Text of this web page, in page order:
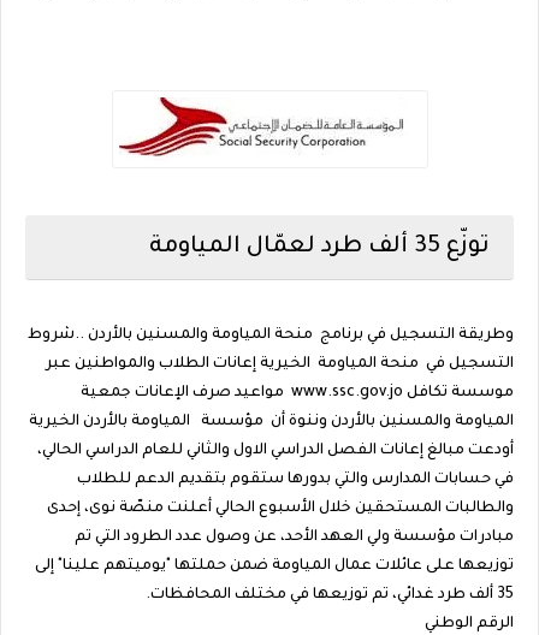
توزّع 35 ألف طرد لعمّال المياومة
وطريقة التسجيل في برنامج منحة المياومة والمسنين بالأردن ..شروط
التسجيل في منحة المياومة الخيرية إعانات الطلاب والمواطنين عبر
موسسة تكافل www.ssc.gov.jo مواعيد صرف الإعانات جمعية
المياومة والمسنين بالأردن وننوة أن مؤسسة المياومة بالأردن الخيرية
أودعت مبالغ إعانات الفصل الدراسي الاول والثاني للعام الدراسي الحالي،
في حسابات المدارس والتي بدورها ستقوم بتقديم الدعم للطلاب
والطالبات المستحقين خلال الأسبوع الحالي أعلنت منصّة نوى، إحدى
مبادرات مؤسسة ولي العهد الأحد، عن وصول عدد الطرود التي تم
توزيعها على عائلات عمال المياومة ضمن حملتها "يوميتهم علينا" إلى
35 ألف طرد غدائي، تم توزيعها في مختلف المحافظات.
الرقم الوطني